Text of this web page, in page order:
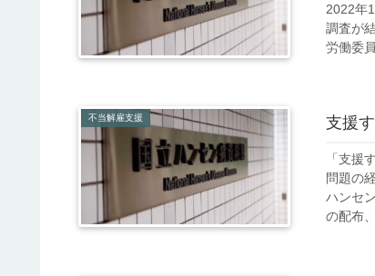
2022年
調査が
労働委
不当解雇支援 支援
「支援
問題の
ハンセ
の配布